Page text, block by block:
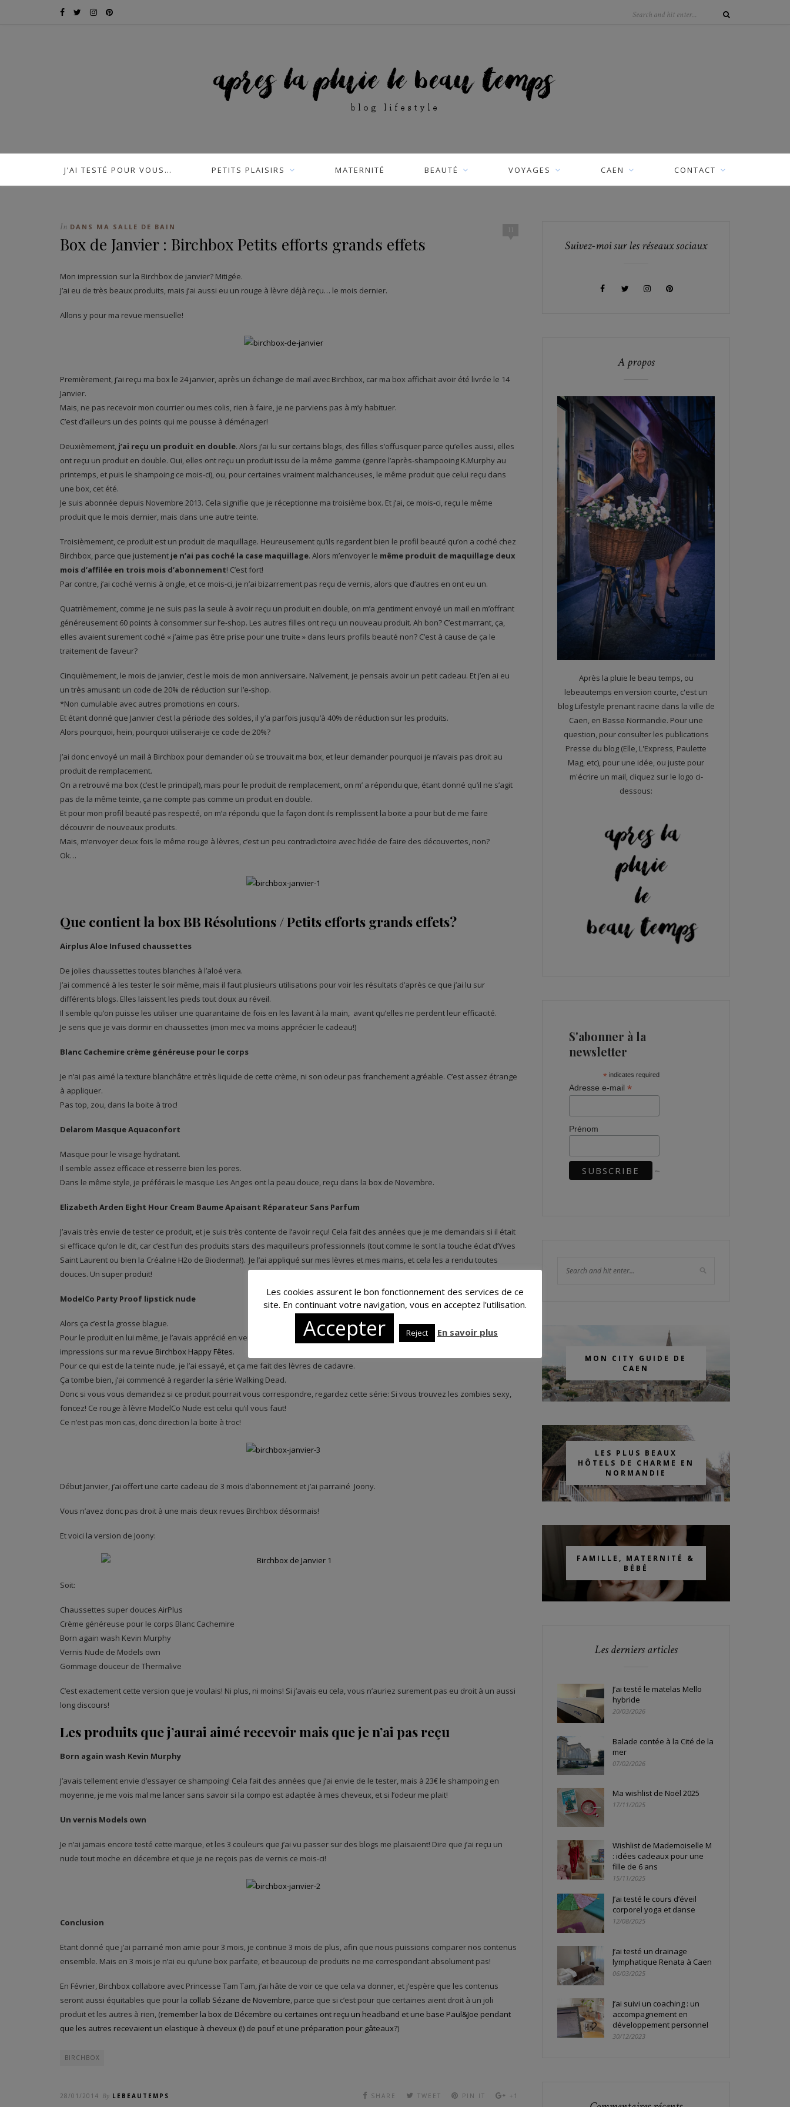
J’AI TESTÉ POUR VOUS… PETITS PLAISIRS MATERNITÉ BEAUTÉ VOYAGES CAEN CONTACT
11
In DANS MA SALLE DE BAIN
Box de Janvier : Birchbox Petits efforts grands effets
Mon impression sur la Birchbox de janvier? Mitigée.
J’ai eu de très beaux produits, mais j’ai aussi eu un rouge à lèvre déjà reçu… le mois dernier.
Allons y pour ma revue mensuelle!
Premièrement, j’ai reçu ma box le 24 janvier, après un échange de mail avec Birchbox, car ma box affichait avoir été livrée le 14
Janvier.
Mais, ne pas recevoir mon courrier ou mes colis, rien à faire, je ne parviens pas à m’y habituer.
C’est d’ailleurs un des points qui me pousse à déménager!
Deuxièmement, j’ai reçu un produit en double. Alors j’ai lu sur certains blogs, des filles s’offusquer parce qu’elles aussi, elles
ont reçu un produit en double. Oui, elles ont reçu un produit issu de la même gamme (genre l’après-shampooing K.Murphy au
printemps, et puis le shampoing ce mois-ci), ou, pour certaines vraiment malchanceuses, le même produit que celui reçu dans
une box, cet été.
Je suis abonnée depuis Novembre 2013. Cela signifie que je réceptionne ma troisième box. Et j’ai, ce mois-ci, reçu le même
produit que le mois dernier, mais dans une autre teinte.
Troisièmement, ce produit est un produit de maquillage. Heureusement qu’ils regardent bien le profil beauté qu’on a coché chez
Birchbox, parce que justement je n’ai pas coché la case maquillage. Alors m’envoyer le même produit de maquillage deux
mois d’affilée en trois mois d’abonnement! C’est fort!
Par contre, j’ai coché vernis à ongle, et ce mois-ci, je n’ai bizarrement pas reçu de vernis, alors que d’autres en ont eu un.
Quatrièmement, comme je ne suis pas la seule à avoir reçu un produit en double, on m’a gentiment envoyé un mail en m’offrant
généreusement 60 points à consommer sur l’e-shop. Les autres filles ont reçu un nouveau produit. Ah bon? C’est marrant, ça,
elles avaient surement coché « j’aime pas être prise pour une truite » dans leurs profils beauté non? C’est à cause de ça le
traitement de faveur?
Cinquièmement, le mois de janvier, c’est le mois de mon anniversaire. Naïvement, je pensais avoir un petit cadeau. Et j’en ai eu
un très amusant: un code de 20% de réduction sur l’e-shop.
*Non cumulable avec autres promotions en cours.
Et étant donné que Janvier c’est la période des soldes, il y’a parfois jusqu’à 40% de réduction sur les produits.
Alors pourquoi, hein, pourquoi utiliserai-je ce code de 20%?
J’ai donc envoyé un mail à Birchbox pour demander où se trouvait ma box, et leur demander pourquoi je n’avais pas droit au
produit de remplacement.
On a retrouvé ma box (c’est le principal), mais pour le produit de remplacement, on m’ a répondu que, étant donné qu’il ne s’agit
pas de la même teinte, ça ne compte pas comme un produit en double.
Et pour mon profil beauté pas respecté, on m’a répondu que la façon dont ils remplissent la boite a pour but de me faire
découvrir de nouveaux produits.
Mais, m’envoyer deux fois le même rouge à lèvres, c’est un peu contradictoire avec l’idée de faire des découvertes, non?
Ok…
Que contient la box BB Résolutions / Petits efforts grands effets?
Airplus Aloe Infused chaussettes
De jolies chaussettes toutes blanches à l’aloé vera.
J’ai commencé à les tester le soir même, mais il faut plusieurs utilisations pour voir les résultats d’après ce que j’ai lu sur
différents blogs. Elles laissent les pieds tout doux au réveil.
Il semble qu’on puisse les utiliser une quarantaine de fois en les lavant à la main, avant qu’elles ne perdent leur efficacité.
Je sens que je vais dormir en chaussettes (mon mec va moins apprécier le cadeau!)
Blanc Cachemire crème généreuse pour le corps
Je n’ai pas aimé la texture blanchâtre et très liquide de cette crème, ni son odeur pas franchement agréable. C’est assez étrange
à appliquer.
Pas top, zou, dans la boite à troc!
Delarom Masque Aquaconfort
Masque pour le visage hydratant.
Il semble assez efficace et resserre bien les pores.
Dans le même style, je préférais le masque Les Anges ont la peau douce, reçu dans la box de Novembre.
Elizabeth Arden Eight Hour Cream Baume Apaisant Réparateur Sans Parfum
J’avais très envie de tester ce produit, et je suis très contente de l’avoir reçu! Cela fait des années que je me demandais si il était
si efficace qu’on le dit, car c’est l’un des produits stars des maquilleurs professionnels (tout comme le sont la touche éclat d’Yves
Saint Laurent ou bien la Créaline H2o de Bioderma!). Je l’ai appliqué sur mes lèvres et mes mains, et cela les a rendu toutes
douces. Un super produit!
ModelCo Party Proof lipstick nude
Alors ça c’est la grosse blague.
Pour le produit en lui même, je l’avais apprécié en version rouge dans ma box du mois dernier, donc vous pouvez lire mes
impressions sur ma revue Birchbox Happy Fêtes.
Pour ce qui est de la teinte nude, je l’ai essayé, et ça me fait des lèvres de cadavre.
Ça tombe bien, j’ai commencé à regarder la série Walking Dead.
Donc si vous vous demandez si ce produit pourrait vous correspondre, regardez cette série: Si vous trouvez les zombies sexy,
foncez! Ce rouge à lèvre ModelCo Nude est celui qu’il vous faut!
Ce n’est pas mon cas, donc direction la boite à troc!
Début Janvier, j’ai offert une carte cadeau de 3 mois d’abonnement et j’ai parrainé Joony.
Vous n’avez donc pas droit à une mais deux revues Birchbox désormais!
Et voici la version de Joony:
Soit:
Chaussettes super douces AirPlus
Crème généreuse pour le corps Blanc Cachemire
Born again wash Kevin Murphy
Vernis Nude de Models own
Gommage douceur de Thermalive
C’est exactement cette version que je voulais! Ni plus, ni moins! Si j’avais eu cela, vous n’auriez surement pas eu droit à un aussi
long discours!
Les produits que j’aurai aimé recevoir mais que je n’ai pas reçu
Born again wash Kevin Murphy
J’avais tellement envie d’essayer ce shampoing! Cela fait des années que j’ai envie de le tester, mais à 23€ le shampoing en
moyenne, je me vois mal me lancer sans savoir si la compo est adaptée à mes cheveux, et si l’odeur me plait!
Un vernis Models own
Je n’ai jamais encore testé cette marque, et les 3 couleurs que j’ai vu passer sur des blogs me plaisaient! Dire que j’ai reçu un
nude tout moche en décembre et que je ne reçois pas de vernis ce mois-ci!
Conclusion
Etant donné que j’ai parrainé mon amie pour 3 mois, je continue 3 mois de plus, afin que nous puissions comparer nos contenus
ensemble. Mais en 3 mois je n’ai eu qu’une box parfaite, et beaucoup de produits ne me correspondant absolument pas!
En Février, Birchbox collabore avec Princesse Tam Tam, j’ai hâte de voir ce que cela va donner, et j’espère que les contenus
seront aussi équitables que pour la collab Sézane de Novembre, parce que si c’est pour que certaines aient droit à un joli
produit et les autres à rien, (remember la box de Décembre ou certaines ont reçu un headband et une base Paul&Joe pendant
que les autres recevaient un elastique à cheveux (!) de pouf et une préparation pour gâteaux?)
BIRCHBOX
28/01/2014 By LEBEAUTEMPS SHARE TWEET PIN IT +1
Suivez-moi sur les réseaux sociaux
A propos
Après la pluie le beau temps, ou
lebeautemps en version courte, c'est un
blog Lifestyle prenant racine dans la ville de
Caen, en Basse Normandie. Pour une
question, pour consulter les publications
Presse du blog (Elle, L'Express, Paulette
Mag, etc), pour une idée, ou juste pour
m'écrire un mail, cliquez sur le logo ci-
dessous:
S'abonner à la
newsletter
* indicates required
Adresse e-mail *
Prénom
MON CITY GUIDE DE
CAEN
LES PLUS BEAUX
HÔTELS DE CHARME EN
NORMANDIE
FAMILLE, MATERNITÉ &
BÉBÉ
Les derniers articles
J’ai testé le matelas Mello
hybride
20/03/2026
Balade contée à la Cité de la
mer
07/02/2026
Ma wishlist de Noël 2025
17/11/2025
Wishlist de Mademoiselle M
: idées cadeaux pour une
fille de 6 ans
15/11/2025
J’ai testé le cours d’éveil
corporel yoga et danse
12/08/2025
J’ai testé un drainage
lymphatique Renata à Caen
06/03/2025
J’ai suivi un coaching : un
accompagnement en
développement personnel
30/12/2023
Les cookies assurent le bon fonctionnement des services de ce
site. En continuant votre navigation, vous en acceptez l'utilisation.
Accepter Reject En savoir plus